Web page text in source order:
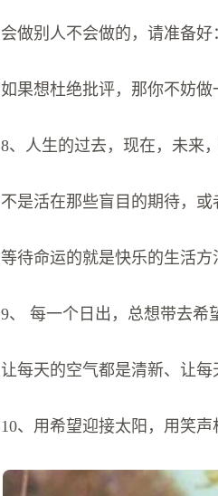
会做别人不会做的，请准备好
如果想杜绝批评，那你不妨做
8、人生的过去，现在，未来
不是活在那些盲目的期待，或
等待命运的就是快乐的生活
9、 每一个日出，总想带去希
让每天的空气都是清新、让
10、用希望迎接太阳，用笑声